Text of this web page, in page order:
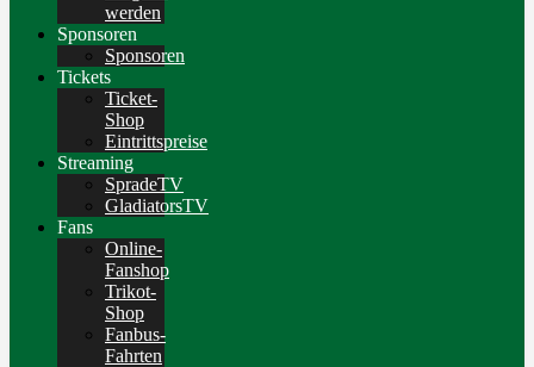
werden
Sponsoren
Sponsoren
Tickets
Ticket-
Shop
Eintrittspreise
Streaming
SpradeTV
GladiatorsTV
Fans
Online-
Fanshop
Trikot-
Shop
Fanbus-
Fahrten